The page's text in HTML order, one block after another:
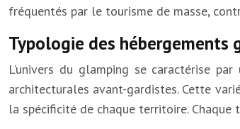
fréquentés par le tourisme de masse,
Typologie des hébergements
L’univers du glamping se caractérise
architecturales avant-gardistes. Cette
la spécificité de chaque territoire.